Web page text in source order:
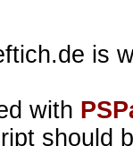
is
with
should